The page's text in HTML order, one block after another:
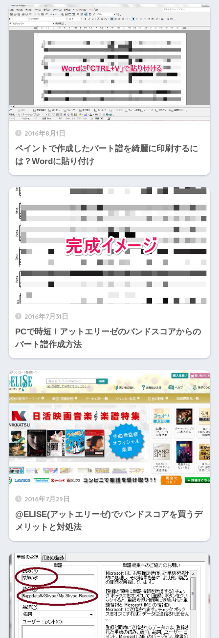
2016年8月1日
ペイントで作成したパート譜を綺麗に印刷するに
は？Wordに貼り付け
2016年7月31日
PCで時短！アットエリーゼのバンドスコアからの
パート譜作成方法
2016年7月29日
@ELISE(アットエリーゼ)でバンドスコアを買うデ
メリットと対処法